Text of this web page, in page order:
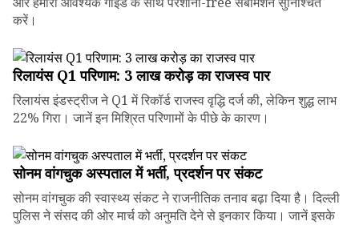
करें।
रिलायंस Q1 परिणाम: ₹3 लाख करोड़ का राजस्व पार
रिलायंस इंडस्ट्रीज ने Q1 में रिकॉर्ड राजस्व वृद्धि दर्ज की, लेकिन शुद्ध लाभ
22% गिरा। जानें इन मिश्रित परिणामों के पीछे के कारण।
सोनम वांगचुक अस्पताल में भर्ती, प्रदर्शन पर संकट
सोनम वांगचुक की स्वास्थ्य संकट ने राजनीतिक तनाव बढ़ा दिया है। दिल्ली
पुलिस ने संसद की ओर मार्च को अनुमति देने से इनकार किया। जानें इसके